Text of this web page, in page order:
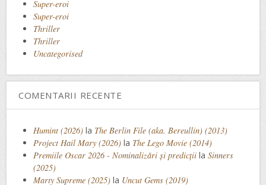
Super-eroi
Super-eroi
Thriller
Thriller
Uncategorised
COMENTARII RECENTE
Humint (2026) la The Berlin File (aka. Bereullin) (2013)
Project Hail Mary (2026) la The Lego Movie (2014)
Premiile Oscar 2026 - Nominalizări și predicții la Sinners
(2025)
Marty Supreme (2025) la Uncut Gems (2019)